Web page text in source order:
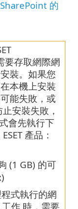
的
要存取網際網
裝。如果您
本機上安裝
能失敗，或
安裝失敗，
會先執行下
產品：
(1 GB) 的可
式執行的網
作 時，需要